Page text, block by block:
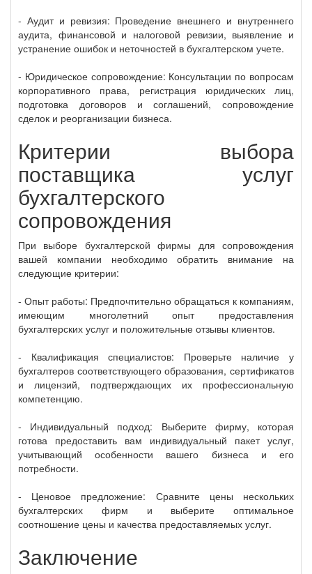
- Аудит и ревизия: Проведение внешнего и внутреннего
аудита, финансовой и налоговой ревизии, выявление и
устранение ошибок и неточностей в бухгалтерском учете.
- Юридическое сопровождение: Консультации по вопросам
корпоративного права, регистрация юридических лиц,
подготовка договоров и соглашений, сопровождение
сделок и реорганизации бизнеса.
Критерии выбора
поставщика услуг
бухгалтерского
сопровождения
При выборе бухгалтерской фирмы для сопровождения
вашей компании необходимо обратить внимание на
следующие критерии:
- Опыт работы: Предпочтительно обращаться к компаниям,
имеющим многолетний опыт предоставления
бухгалтерских услуг и положительные отзывы клиентов.
- Квалификация специалистов: Проверьте наличие у
бухгалтеров соответствующего образования, сертификатов
и лицензий, подтверждающих их профессиональную
компетенцию.
- Индивидуальный подход: Выберите фирму, которая
готова предоставить вам индивидуальный пакет услуг,
учитывающий особенности вашего бизнеса и его
потребности.
- Ценовое предложение: Сравните цены нескольких
бухгалтерских фирм и выберите оптимальное
соотношение цены и качества предоставляемых услуг.
Заключение